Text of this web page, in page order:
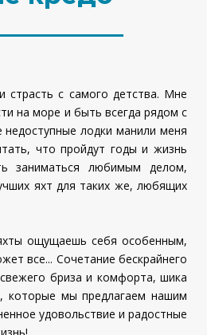
с самого детства. Мне
на море и быть всегда рядом с
лодки манили меня
что пройдут годы и жизнь
заниматься любимым делом,
яхт для таких же, любящих
ощущаешь себя особенным,
все... Сочетание бескрайнего
бриза и комфорта, шика
которые мы предлагаем нашим
удовольствие и радостные